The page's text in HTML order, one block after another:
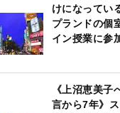
けになってい
プランドの個
イン授業に参
《上沼恵美子
言から7年》ス